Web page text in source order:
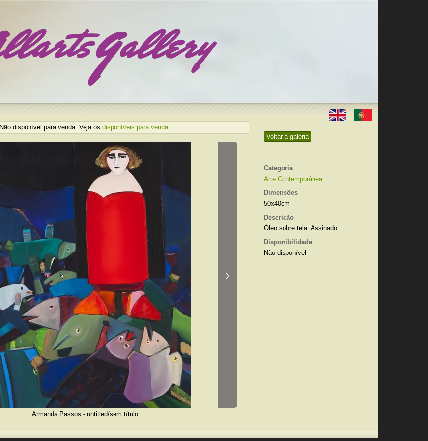
Voltar à galeria
Categoria
Arte Contemporânea
Dimensões
50x40cm
Descrição
Óleo sobre tela. Assinado.
Disponibilidade
Não disponível
Não disponível para venda. Veja osdisponíveis para venda
›
Armanda Passos - untitled/sem título